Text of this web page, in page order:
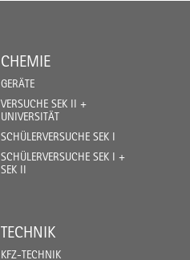
CHEMIE
GERÄTE
VERSUCHE SEK II +
UNIVERSITÄT
SCHÜLERVERSUCHE SEK I
SCHÜLERVERSUCHE SEK I +
SEK II
TECHNIK
KFZ-TECHNIK